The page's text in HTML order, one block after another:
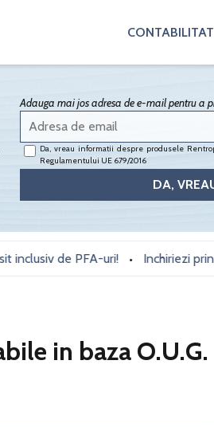
Adauga mai jos adresa de e-mail pentru a
Da, vreau informatii despre produsele
Regulamentului UE 679/2016
de PFA-uri! • Inchiriezi prin
in baza O.U.G.